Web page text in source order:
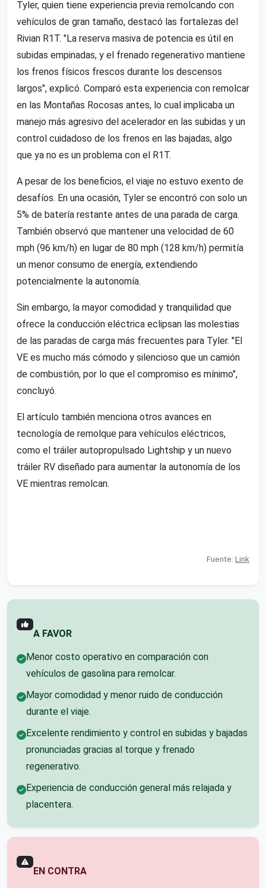
Tyler, quien tiene experiencia previa remolcando con
vehículos de gran tamaño, destacó las fortalezas del
Rivian R1T. "La reserva masiva de potencia es útil en
subidas empinadas, y el frenado regenerativo mantiene
los frenos físicos frescos durante los descensos
largos", explicó. Comparó esta experiencia con remolcar
en las Montañas Rocosas antes, lo cual implicaba un
manejo más agresivo del acelerador en las subidas y un
control cuidadoso de los frenos en las bajadas, algo
que ya no es un problema con el R1T.
A pesar de los beneficios, el viaje no estuvo exento de
desafíos. En una ocasión, Tyler se encontró con solo un
5% de batería restante antes de una parada de carga.
También observó que mantener una velocidad de 60
mph (96 km/h) en lugar de 80 mph (128 km/h) permitía
un menor consumo de energía, extendiendo
potencialmente la autonomía.
Sin embargo, la mayor comodidad y tranquilidad que
ofrece la conducción eléctrica eclipsan las molestias
de las paradas de carga más frecuentes para Tyler. "El
VE es mucho más cómodo y silencioso que un camión
de combustión, por lo que el compromiso es mínimo",
concluyó.
El artículo también menciona otros avances en
tecnología de remolque para vehículos eléctricos,
como el tráiler autopropulsado Lightship y un nuevo
tráiler RV diseñado para aumentar la autonomía de los
VE mientras remolcan.
Fuente: Link
A FAVOR
Menor costo operativo en comparación con
vehículos de gasolina para remolcar.
Mayor comodidad y menor ruido de conducción
durante el viaje.
Excelente rendimiento y control en subidas y bajadas
pronunciadas gracias al torque y frenado
regenerativo.
Experiencia de conducción general más relajada y
placentera.
EN CONTRA